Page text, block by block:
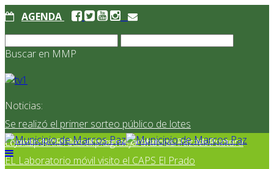
AGENDA
Buscar en MMP
Noticias:
Se realizó el primer sorteo público de lotes
correspondientes al programa Marcos Paz Mi Primer
El Jardín N° 910 continúa mejorando su infraestructura
EL Laboratorio móvil visito el CAPS El Prado